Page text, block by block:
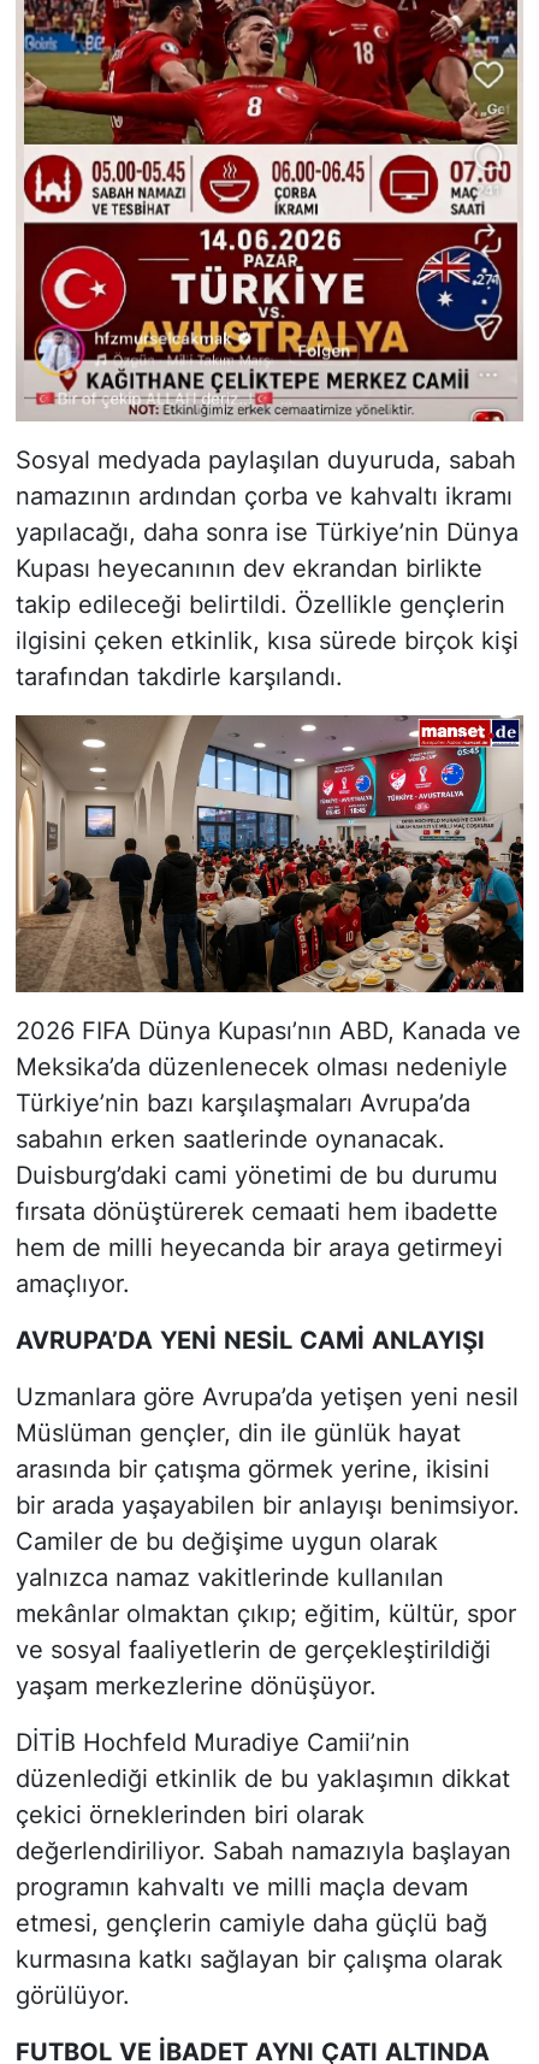
Sosyal medyada paylaşılan duyuruda, sabah
namazının ardından çorba ve kahvaltı ikramı
yapılacağı, daha sonra ise Türkiye’nin Dünya
Kupası heyecanının dev ekrandan birlikte
takip edileceği belirtildi. Özellikle gençlerin
ilgisini çeken etkinlik, kısa sürede birçok kişi
tarafından takdirle karşılandı.
2026 FIFA Dünya Kupası’nın ABD, Kanada ve
Meksika’da düzenlenecek olması nedeniyle
Türkiye’nin bazı karşılaşmaları Avrupa’da
sabahın erken saatlerinde oynanacak.
Duisburg’daki cami yönetimi de bu durumu
fırsata dönüştürerek cemaati hem ibadette
hem de milli heyecanda bir araya getirmeyi
amaçlıyor.
AVRUPA’DA YENİ NESİL CAMİ ANLAYIŞI
Uzmanlara göre Avrupa’da yetişen yeni nesil
Müslüman gençler, din ile günlük hayat
arasında bir çatışma görmek yerine, ikisini
bir arada yaşayabilen bir anlayışı benimsiyor.
Camiler de bu değişime uygun olarak
yalnızca namaz vakitlerinde kullanılan
mekânlar olmaktan çıkıp; eğitim, kültür, spor
ve sosyal faaliyetlerin de gerçekleştirildiği
yaşam merkezlerine dönüşüyor.
DİTİB Hochfeld Muradiye Camii’nin
düzenlediği etkinlik de bu yaklaşımın dikkat
çekici örneklerinden biri olarak
değerlendiriliyor. Sabah namazıyla başlayan
programın kahvaltı ve milli maçla devam
etmesi, gençlerin camiyle daha güçlü bağ
kurmasına katkı sağlayan bir çalışma olarak
görülüyor.
FUTBOL VE İBADET AYNI ÇATI ALTINDA